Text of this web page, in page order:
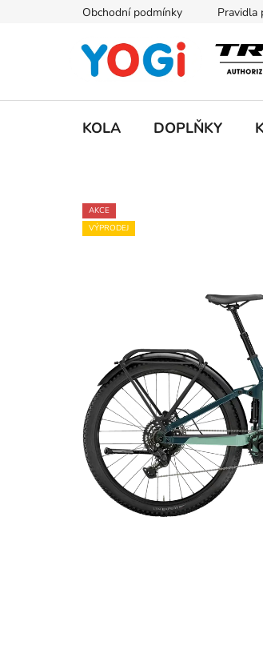
Obchodní podmínky Pravidla
KOLA DOPLŇKY
AKCE
VÝPRODEJ